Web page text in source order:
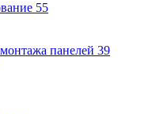
55
панелей 39